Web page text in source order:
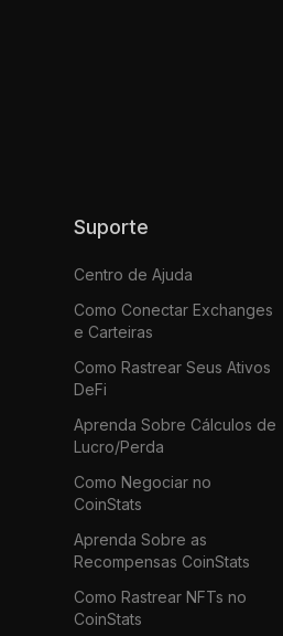
Suporte
Centro de Ajuda
Como Conectar Exchanges
e Carteiras
Como Rastrear Seus Ativos
DeFi
Aprenda Sobre Cálculos de
Lucro/Perda
Como Negociar no
CoinStats
Aprenda Sobre as
Recompensas CoinStats
Como Rastrear NFTs no
CoinStats